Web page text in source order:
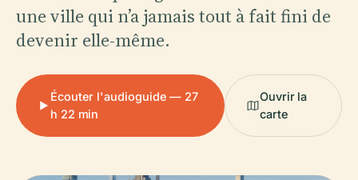
une ville qui n’a jamais tout à fait fini de
devenir elle-même.
Écouter l'audioguide — 27
h 22 min
Ouvrir la
carte